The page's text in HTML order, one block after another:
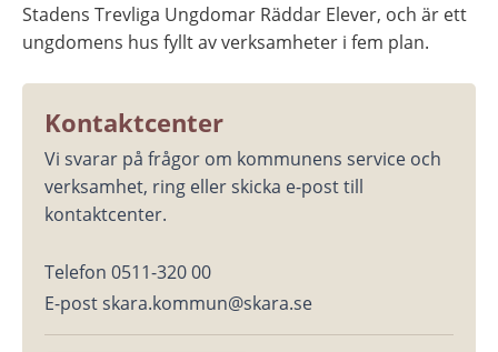
Stadens Trevliga Ungdomar Räddar Elever, och är ett
ungdomens hus fyllt av verksamheter i fem plan.
Kontaktcenter
Vi svarar på frågor om kommunens service och
verksamhet, ring eller skicka e-post till
kontaktcenter.
Telefon 0511-320 00
E-post skara.kommun@skara.se